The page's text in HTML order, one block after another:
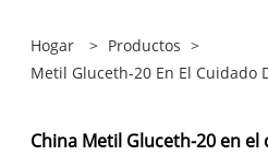
Hogar > Productos >
Metil Gluceth-20 En El Cuidado
China Metil Gluceth-20 en